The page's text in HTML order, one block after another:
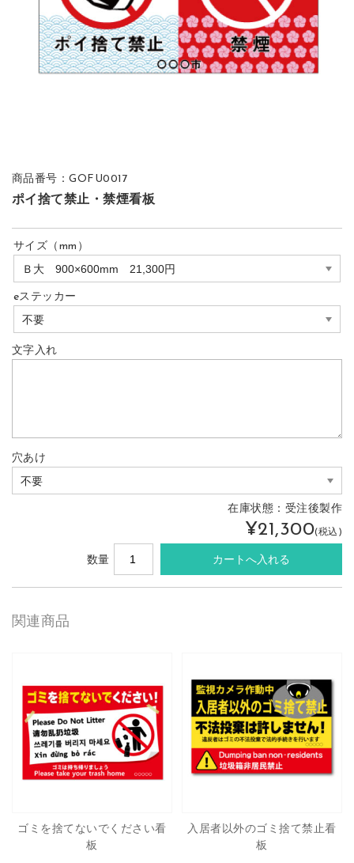
商品番号：GOFU0017
ポイ捨て禁止・禁煙看板
サイズ（mm）
eステッカー
文字入れ
穴あけ
在庫状態： 受注後製作
¥21,300(税込)
数量
関連商品
ゴミを捨てないでください看
板
入居者以外のゴミ捨て禁止看
板